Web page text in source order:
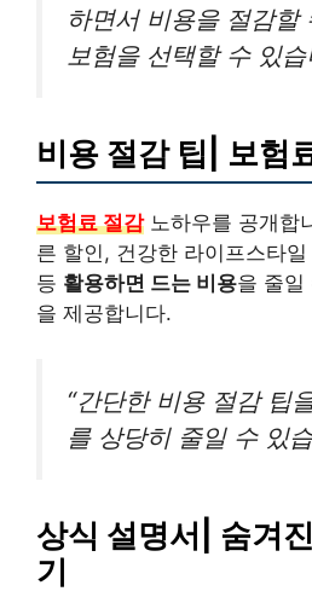
하면서 비용을 절감할
보험을 선택할 수 있습
비용 절감 팁| 보험
보험료 절감노하우를 공개합
른 할인, 건강한 라이프스타
등 활용하면 드는 비용을 줄일
을 제공합니다.
“간단한 비용 절감 팁
를 상당히 줄일 수 있
상식 설명서| 숨겨
기